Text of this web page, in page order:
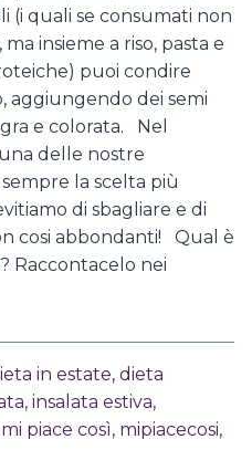
(i quali se consumati non
insieme a riso, pasta e
puoi condire
aggiungendo dei semi
e colorata. Nel
delle nostre
la scelta più
di sbagliare e di
cosi abbondanti! Qual è
Raccontacelo nei
in estate, dieta
, insalata estiva,
mi piace così, mipiacecosi,